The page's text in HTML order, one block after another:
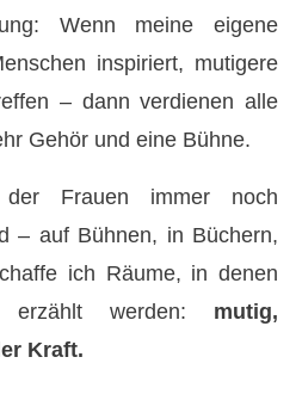
Wenn meine eigene
inspiriert, mutigere
– dann verdienen alle
Gehör und eine Bühne.
Frauen immer noch
– auf Bühnen, in Büchern,
ich Räume, in denen
erzählt werden: mutig,
Kraft.